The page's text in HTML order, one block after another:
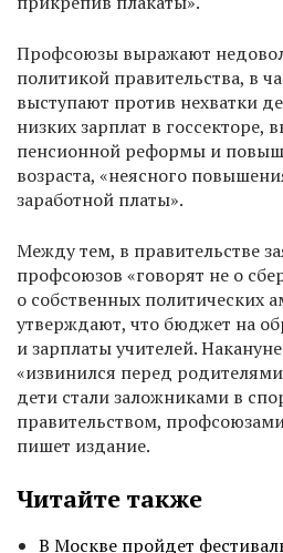
Профсоюзы выражают
политикой правительства, в
выступают против нехватки
низких зарплат в госсекторе,
пенсионной реформы и
возраста, «неясного
заработной платы».
Между тем, в правительстве
профсоюзов «говорят не о
о собственных политических
утверждают, что бюджет на
и зарплаты учителей.
«извинился перед
дети стали заложниками в
правительством,
пишет издание.
Читайте также
В Москве пройдет